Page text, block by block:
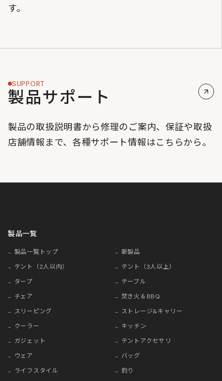
す。
SUPPORT
製品サポート
製品の取扱説明書から修理のご案内、保証や取扱
店舗情報まで、各種サポート情報はこちらから。
製品一覧
製品一覧トップ
新製品
テント（2人以内）
テント（3人以上）
タープ
テーブル
チェア
焚き火＆BBQ
スリーピング
ストレージ&キャリー
クーラー
キッチン
ガジェット
テントアクセサリ
ウェア
バッグ
ライフスタイル
釣り